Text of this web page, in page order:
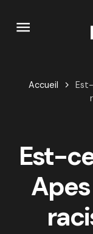
Accueil
Est-